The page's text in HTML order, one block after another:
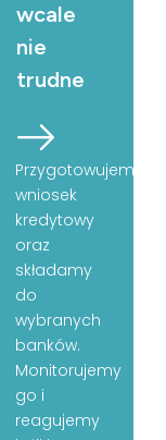
wcale
nie
trudne
Przygotowujemy
wniosek
kredytowy
oraz
składamy
do
wybranych
banków.
Monitorujemy
go i
reagujemy